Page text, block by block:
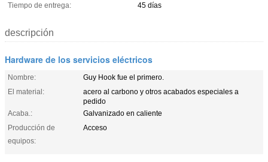
Tiempo de entrega: 45 días
descripción
Hardware de los servicios eléctricos
Nombre:
Guy Hook fue el primero.
El material:
acero al carbono y otros acabados especiales a
pedido
Acaba.:
Galvanizado en caliente
Producción de
equipos:
Acceso